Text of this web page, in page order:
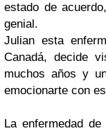
estado de
genial.
Julian esta
Canadá, decide
muchos años y
emocionarte con
La enfermedad